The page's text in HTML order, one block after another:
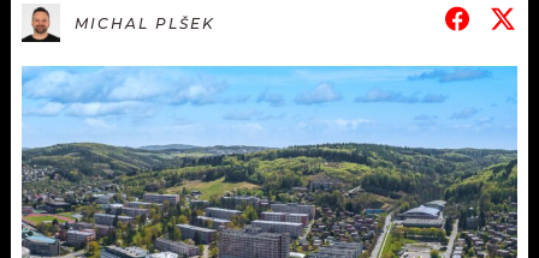
#NEBUDUDOMA
KALENDÁŘ
KVÍZY
VIP
TRENDY
APLIKACE
PROGRAM
JAK NALADIT
SOUTĚŽE
MICHAL PLŠEK